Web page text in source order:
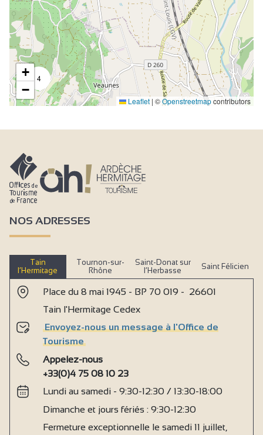
4
+
−
Leaflet | ©Openstreetmapcontributors
NOS ADRESSES
Tain
l’Hermitage
Tournon-sur-
Rhône
Saint-Donat sur
l’Herbasse
Saint Félicien
Place du 8 mai 1945 - BP 70 019 - 26601
Tain l'Hermitage Cedex
Envoyez-nous un message à l'Office de
Tourisme
Appelez-nous
+33(0)4 75 08 10 23
Lundi au samedi - 9:30-12:30 / 13:30-18:00
Dimanche et jours fériés : 9:30-12:30
Fermeture exceptionnelle le samedi 11 juillet,